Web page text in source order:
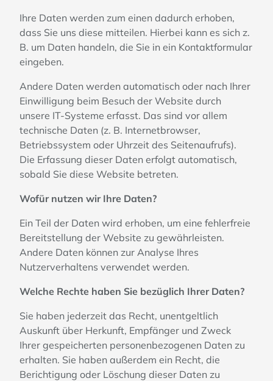
Ihre Daten werden zum einen dadurch erhoben,
dass Sie uns diese mitteilen. Hierbei kann es sich z.
B. um Daten handeln, die Sie in ein Kontaktformular
eingeben.
Andere Daten werden automatisch oder nach Ihrer
Einwilligung beim Besuch der Website durch
unsere IT-Systeme erfasst. Das sind vor allem
technische Daten (z. B. Internetbrowser,
Betriebssystem oder Uhrzeit des Seitenaufrufs).
Die Erfassung dieser Daten erfolgt automatisch,
sobald Sie diese Website betreten.
Wofür nutzen wir Ihre Daten?
Ein Teil der Daten wird erhoben, um eine fehlerfreie
Bereitstellung der Website zu gewährleisten.
Andere Daten können zur Analyse Ihres
Nutzerverhaltens verwendet werden.
Welche Rechte haben Sie bezüglich Ihrer Daten?
Sie haben jederzeit das Recht, unentgeltlich
Auskunft über Herkunft, Empfänger und Zweck
Ihrer gespeicherten personenbezogenen Daten zu
erhalten. Sie haben außerdem ein Recht, die
Berichtigung oder Löschung dieser Daten zu